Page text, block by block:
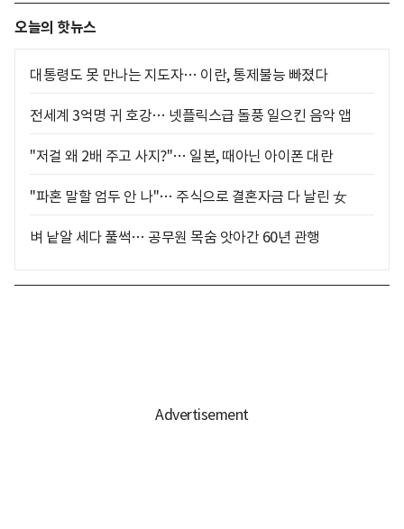
오늘의 핫뉴스
대통령도 못 만나는 지도자… 이란, 통제불능 빠졌다
전세계 3억명 귀 호강… 넷플릭스급 돌풍 일으킨 음악 앱
"저걸 왜 2배 주고 사지?"… 일본, 때아닌 아이폰 대란
"파혼 말할 엄두 안 나"… 주식으로 결혼자금 다 날린 女
벼 낱알 세다 풀썩… 공무원 목숨 앗아간 60년 관행